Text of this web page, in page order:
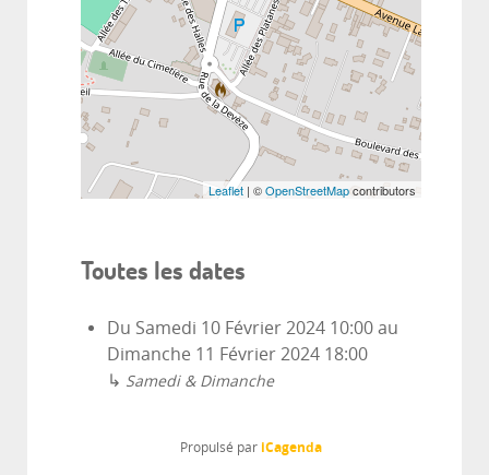
Leaflet | ©OpenStreetMapcontributors
Toutes les dates
Du Samedi 10 Février 2024 10:00 au
Dimanche 11 Février 2024 18:00
↳ Samedi & Dimanche
Propulsé par iCagenda